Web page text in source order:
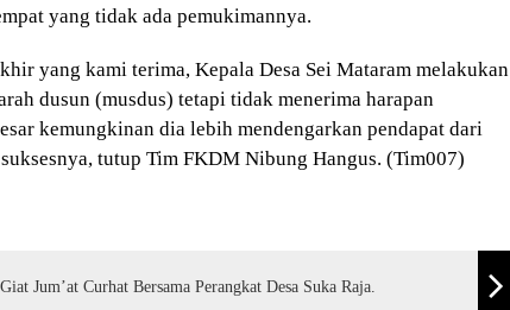
yang tidak ada pemukimannya.
yang kami terima, Kepala Desa Sei Mataram melakukan
dusun (musdus) tetapi tidak menerima harapan
kemungkinan dia lebih mendengarkan pendapat dari
tutup Tim FKDM Nibung Hangus. (Tim007)
Jum’at Curhat Bersama Perangkat Desa Suka Raja.